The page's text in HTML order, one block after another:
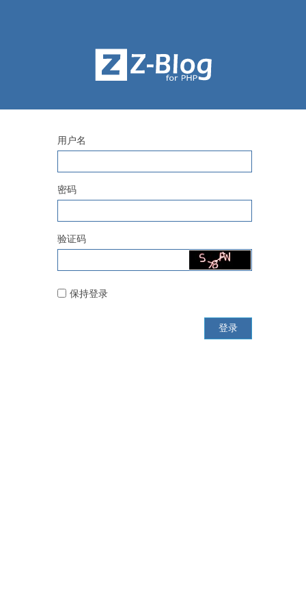
用户名
密码
验证码
保持登录